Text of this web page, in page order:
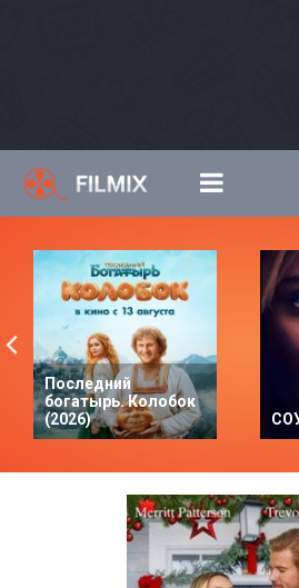
Последний
богатырь. Колобок
(2026)